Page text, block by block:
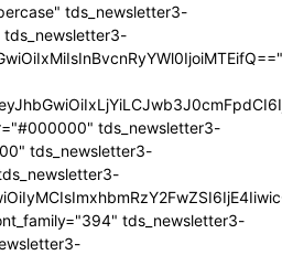
tds_newsletter3-
tds_newsletter3-
tds_newsletter3-
tds_newsletter3-
tds_newsletter3-